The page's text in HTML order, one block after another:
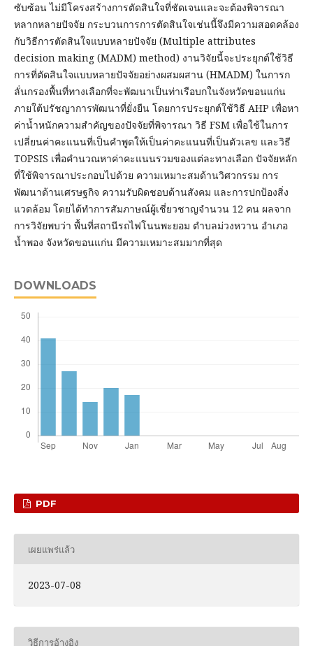
ซับซ้อน ไม่มีโครงสร้างการตัดสินใจที่ชัดเจนและจะต้องพิจารณา
หลากหลายปัจจัย กระบวนการการตัดสินใจเช่นนี้จึงมีความสอดคล้อง
กับวิธีการตัดสินใจแบบหลายปัจจัย (Multiple attributes
decision making (MADM) method) งานวิจัยนี้จะประยุกต์ใช้วิธี
การที่ตัดสินใจแบบหลายปัจจัยอย่างผสมผสาน (HMADM) ในการก
ลั่นกรองพื้นที่ทางเลือกที่จะพัฒนาเป็นท่าเรือบกในจังหวัดขอนแก่น
ภายใต้ปรัชญาการพัฒนาที่ยั่งยืน โดยการประยุกต์ใช้วิธี AHP เพื่อหา
ค่าน้ำหนักความสำคัญของปัจจัยที่พิจารณา วิธี FSM เพื่อใช้ในการ
เปลี่ยนค่าคะแนนที่เป็นคำพูดให้เป็นค่าคะแนนที่เป็นตัวเลข และวิธี
TOPSIS เพื่อคำนวณหาค่าคะแนนรวมของแต่ละทางเลือก ปัจจัยหลัก
ที่ใช้พิจารณาประกอบไปด้วย ความเหมาะสมด้านวิศวกรรม การ
พัฒนาด้านเศรษฐกิจ ความรับผิดชอบด้านสังคม และการปกป้องสิ่ง
แวดล้อม โดยได้ทำการสัมภาษณ์ผู้เชี่ยวชาญจำนวน 12 คน ผลจาก
การวิจัยพบว่า พื้นที่สถานีรถไฟโนนพะยอม ตำบลม่วงหวาน อำเภอ
น้ำพอง จังหวัดขอนแก่น มีความเหมาะสมมากที่สุด
DOWNLOADS
PDF
เผยแพร่แล้ว
2023-07-08
วิธีการอ้างอิง